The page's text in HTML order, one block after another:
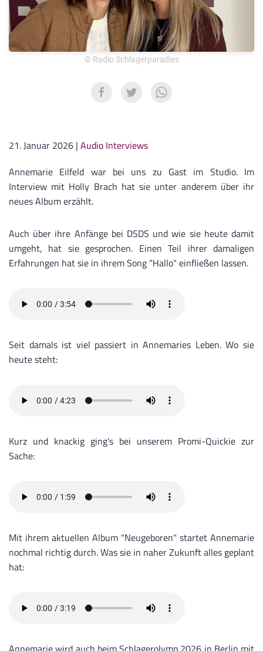
© Radio Schlagerparadies
21. Januar 2026 | Audio Interviews
Annemarie Eilfeld war bei uns zu Gast im Studio. Im
Interview mit Holly Brach hat sie unter anderem über ihr
neues Album erzählt.
Auch über ihre Anfänge bei DSDS und wie sie heute damit
umgeht, hat sie gesprochen. Einen Teil ihrer damaligen
Erfahrungen hat sie in ihrem Song "Hallo" einfließen lassen.
Seit damals ist viel passiert in Annemaries Leben. Wo sie
heute steht:
Kurz und knackig ging's bei unserem Promi-Quickie zur
Sache:
Mit ihrem aktuellen Album "Neugeboren" startet Annemarie
nochmal richtig durch. Was sie in naher Zukunft alles geplant
hat: